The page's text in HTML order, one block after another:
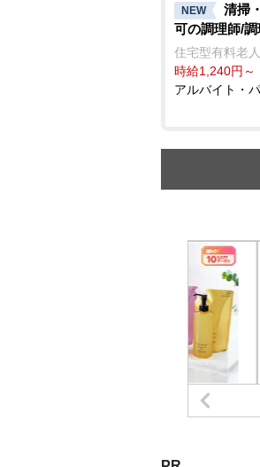
NEW
清掃
可の調理師/
住宅型有料老
時給1,240円～
アルバイト・